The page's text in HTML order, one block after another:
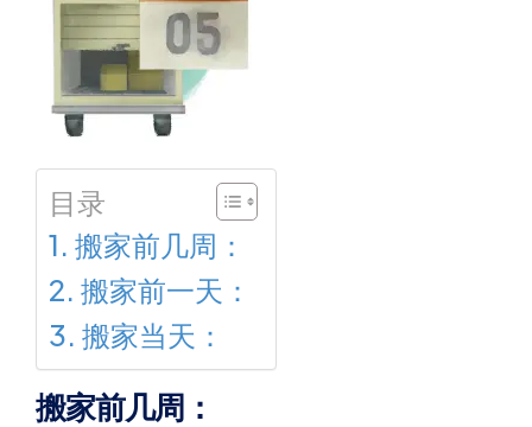
目录
搬家前几周：
搬家前一天：
搬家当天：
搬家前几周：